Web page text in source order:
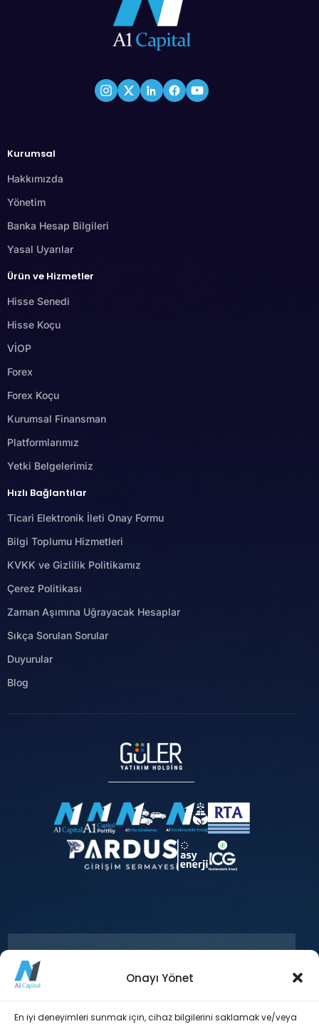
Onayı Yönet
En iyi deneyimleri sunmak için, cihaz bilgilerini saklamak ve/veya
Kurumsal
Hakkımızda
Yönetim
Banka Hesap Bilgileri
Yasal Uyarılar
Ürün ve Hizmetler
Hisse Senedi
Hisse Koçu
VİOP
Forex
Forex Koçu
Kurumsal Finansman
Platformlarımız
Yetki Belgelerimiz
Hızlı Bağlantılar
Ticari Elektronik İleti Onay Formu
Bilgi Toplumu Hizmetleri
KVKK ve Gizlilik Politikamız
Çerez Politikası
Zaman Aşımına Uğrayacak Hesaplar
Sıkça Sorulan Sorular
Duyurular
Blog
+90 212 371 18 00